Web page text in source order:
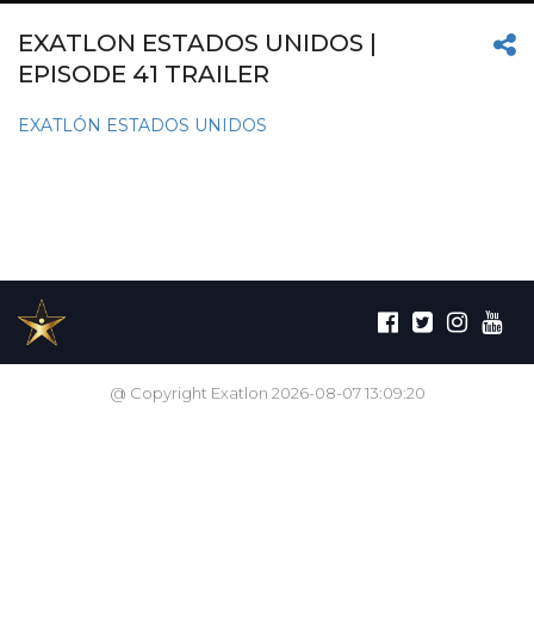
EXATLON ESTADOS UNIDOS |
EPISODE 41 TRAILER
EXATLÓN ESTADOS UNIDOS
@ Copyright Exatlon 2026-08-07 13:09:20